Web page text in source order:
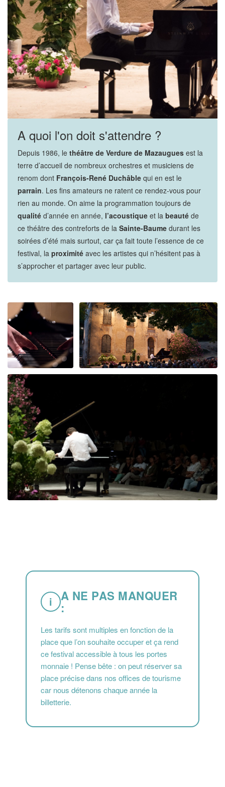
A quoi l'on doit s'attendre ?
Depuis 1986, le théâtre de Verdure de Mazaugues est la
terre d’accueil de nombreux orchestres et musiciens de
renom dont François-René Duchâble qui en est le
parrain. Les fins amateurs ne ratent ce rendez-vous pour
rien au monde. On aime la programmation toujours de
qualité d’année en année, l’acoustique et la beauté de
ce théâtre des contreforts de la Sainte-Baume durant les
soirées d’été mais surtout, car ça fait toute l’essence de ce
festival, la proximité avec les artistes qui n’hésitent pas à
s’approcher et partager avec leur public.
i A NE PAS MANQUER
:
Les tarifs sont multiples en fonction de la
place que l’on souhaite occuper et ça rend
ce festival accessible à tous les portes
monnaie ! Pense bête : on peut réserver sa
place précise dans nos offices de tourisme
car nous détenons chaque année la
billetterie.